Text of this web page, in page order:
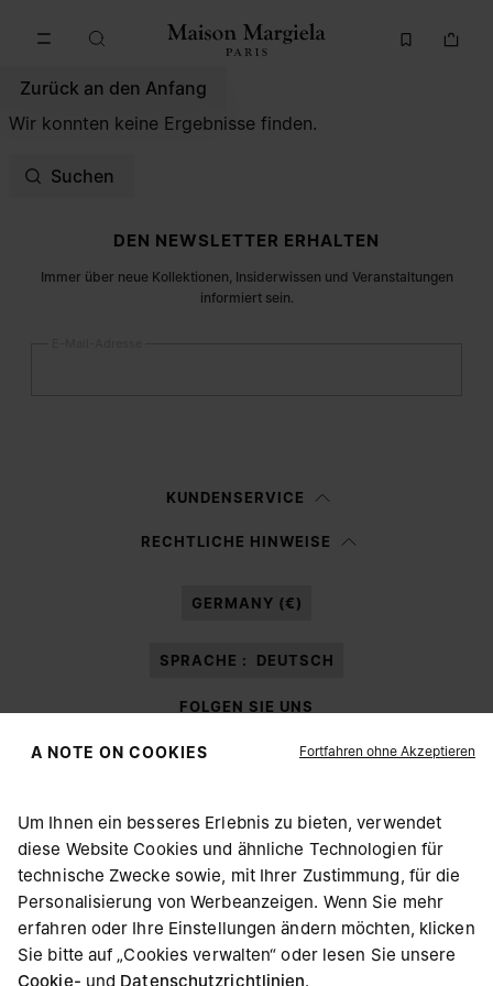
Zurück an den Anfang
Wir konnten keine Ergebnisse finden.
Suchen
DEN NEWSLETTER ERHALTEN
Immer über neue Kollektionen, Insiderwissen und Veranstaltungen
informiert sein.
Datenschutzerklärunggelesen und willige in die Verarbeitung
KUNDENSERVICE
RECHTLICHE HINWEISE
GERMANY (€)
SPRACHE : DEUTSCH
FOLGEN SIE UNS
Maison Margiela MM6
Maison Margiela ist Mitglied von OTB
WÄHLEN SIE IHREN AUFENTHALTSORT
Offenbar sind Sie in United States. Möchten Sie Ihren
A NOTE ON COOKIES Fortfahren ohne Akzeptieren
Um Ihnen ein besseres Erlebnis zu bieten, verwendet
diese Website Cookies und ähnliche Technologien für
technische Zwecke sowie, mit Ihrer Zustimmung, für die
Personalisierung von Werbeanzeigen. Wenn Sie mehr
erfahren oder Ihre Einstellungen ändern möchten, klicken
Sie bitte auf „Cookies verwalten“ oder lesen Sie unsere
Cookie- und Datenschutzrichtlinien.